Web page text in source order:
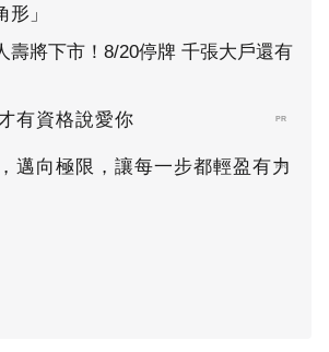
形」
壽將下市！8/20停牌 千張大戶還有
有資格說愛你 PR
邁向極限，讓每一步都輕盈有力
PR